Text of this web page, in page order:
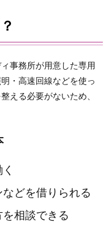
事務所が用意した専用
・高速回線などを使っ
える必要がないため、
どを借りられる
相談できる